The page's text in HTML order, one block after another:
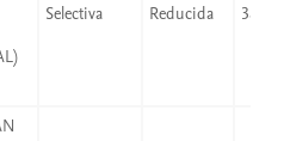
Selectiva Reducida 38,25